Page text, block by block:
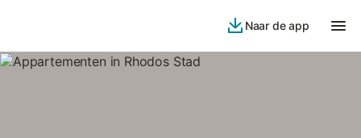
Naar de app